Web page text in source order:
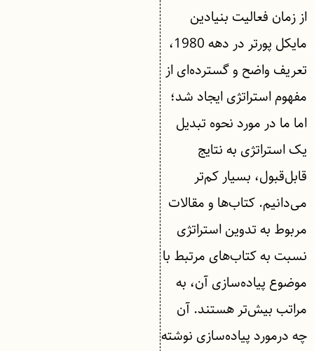
از زمان فعالیت بنیادین
مایکل پورتر در دهه 1980،
تعریف واضح و گسترده‌ای از
مفهوم استراتژی ایجاد شد؛
اما ما در مورد نحوه تبدیل
یک استراتژی به نتایج
قابل‌قبول، بسیار کم‌تر
می‌دانیم. كتاب‌ها و مقالات
مربوط به تدوین استراتژی
نسبت به كتاب‌های مرتبط با
موضوع پیاده‌سازی آن، به
مراتب بیش‌تر هستند. آن
چه درمورد پیاده‌سازی نوشته